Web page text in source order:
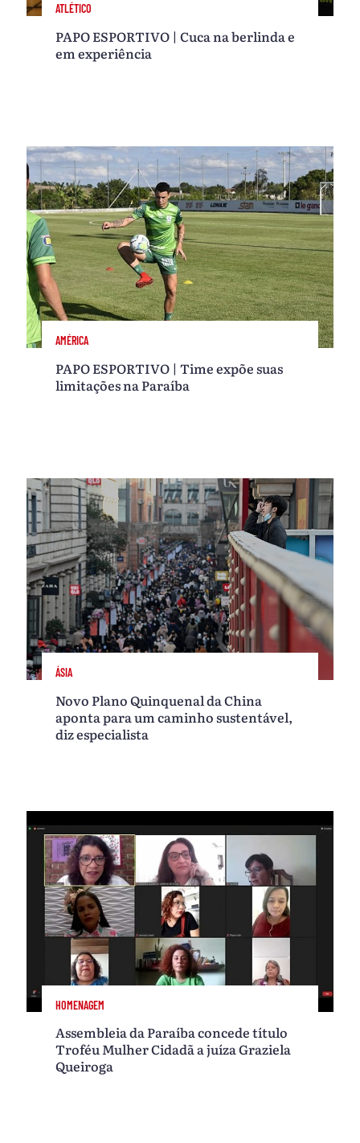
ATLÉTICO
PAPO ESPORTIVO | Cuca na berlinda e
em experiência
AMÉRICA
PAPO ESPORTIVO | Time expõe suas
limitações na Paraíba
ÁSIA
Novo Plano Quinquenal da China
aponta para um caminho sustentável,
diz especialista
HOMENAGEM
Assembleia da Paraíba concede título
Troféu Mulher Cidadã a juíza Graziela
Queiroga